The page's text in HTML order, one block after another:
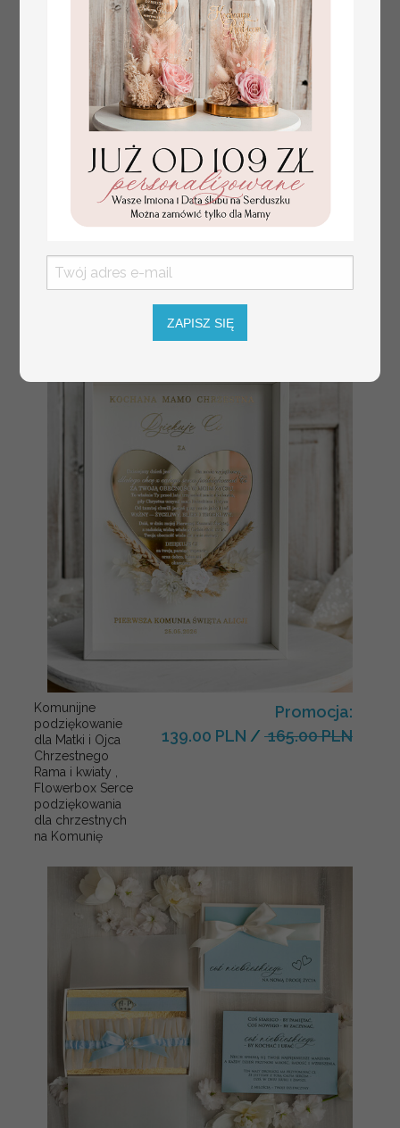
Statuetka pamiątka
Pierwszej Komunii
Pamiątka
Komunijna
Promocja:
85.00 PLN/105.00 PLN
Komunijne
podziękowanie
dla Matki i Ojca
Chrzestnego
Rama i kwiaty ,
Flowerbox Serce
podziękowania
dla chrzestnych
na Komunię
Promocja:
139.00 PLN / 165.00 PLN
ZAPISZ SIĘ